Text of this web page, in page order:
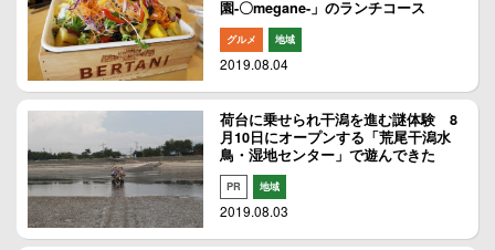
園-〇megane-」のランチコース
グルメ 地域
2019.08.04
荷台に乗せられ干潟を進む謎体験 8
月10日にオープンする「荒尾干潟水
鳥・湿地センター」で遊んできた
PR 地域
2019.08.03